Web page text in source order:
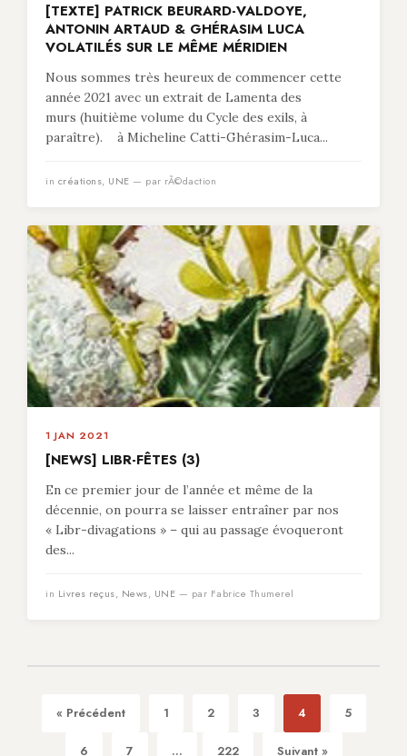
[TEXTE] PATRICK BEURARD-VALDOYE,
ANTONIN ARTAUD & GHÉRASIM LUCA
VOLATILÉS SUR LE MÊME MÉRIDIEN
Nous sommes très heureux de commencer cette
année 2021 avec un extrait de Lamenta des
murs (huitième volume du Cycle des exils, à
paraître). à Micheline Catti-Ghérasim-Luca...
in créations, UNE — par rÃ©daction
1 JAN 2021
[NEWS] LIBR-FÊTES (3)
En ce premier jour de l’année et même de la
décennie, on pourra se laisser entraîner par nos
« Libr-divagations » – qui au passage évoqueront
des...
in Livres reçus, News, UNE — par Fabrice Thumerel
« Précédent 1 2 3 4 5
6 7 ... 222 Suivant »